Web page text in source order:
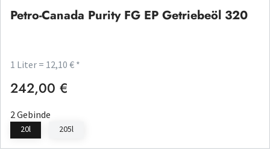
Petro-Canada Purity FG EP Getriebeöl 320
1 Liter = 12,10 € *
Regulärer Preis:
242,00 €
2 Gebinde
20l 205l